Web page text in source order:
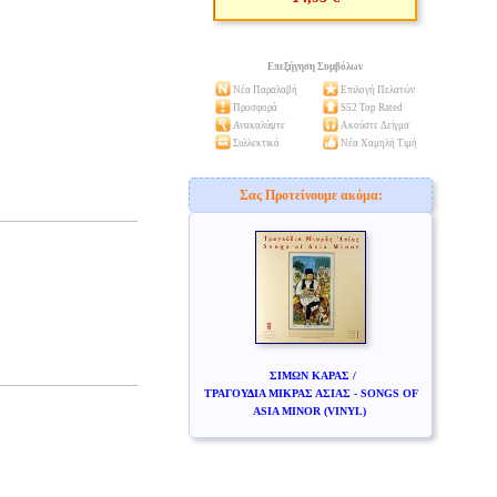
Επεξήγηση Συμβόλων
Νέα Παραλαβή
Επιλογή Πελατών
Προσφορά
S52 Top Rated
Ανακαλύψτε
Ακούστε Δείγμα
Συλλεκτικό
Νέα Χαμηλή Τιμή
Σας Προτείνουμε ακόμα:
ΣΙΜΩΝ ΚΑΡΑΣ /
ΤΡΑΓΟΥΔΙΑ ΜΙΚΡΑΣ ΑΣΙΑΣ - SONGS OF
ASIA MINOR (VINYL)